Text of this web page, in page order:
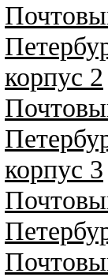
корпус 2
корпус 3